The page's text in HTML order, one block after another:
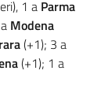
1 a Parma
Modena
(+1); 3 a
(+1); 1 a